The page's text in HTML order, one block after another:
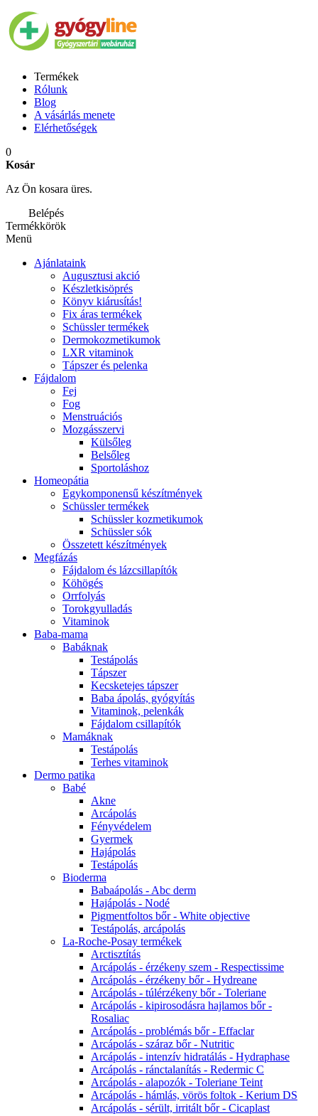
Termékek
Rólunk
Blog
A vásárlás menete
Elérhetőségek
0
Kosár
Az Ön kosara üres.
Belépés
Termékkörök
Menü
Ajánlataink
Augusztusi akció
Készletkisöprés
Könyv kiárusítás!
Fix áras termékek
Schüssler termékek
Dermokozmetikumok
LXR vitaminok
Tápszer és pelenka
Fájdalom
Fej
Fog
Menstruációs
Mozgásszervi
Külsőleg
Belsőleg
Sportoláshoz
Homeopátia
Egykomponensű készítmények
Schüssler termékek
Schüssler kozmetikumok
Schüssler sók
Összetett készítmények
Megfázás
Fájdalom és lázcsillapítók
Köhögés
Orrfolyás
Torokgyulladás
Vitaminok
Baba-mama
Babáknak
Testápolás
Tápszer
Kecsketejes tápszer
Baba ápolás, gyógyítás
Vitaminok, pelenkák
Fájdalom csillapítók
Mamáknak
Testápolás
Terhes vitaminok
Dermo patika
Babé
Akne
Arcápolás
Fényvédelem
Gyermek
Hajápolás
Testápolás
Bioderma
Babaápolás - Abc derm
Hajápolás - Nodé
Pigmentfoltos bőr - White objective
Testápolás, arcápolás
La-Roche-Posay termékek
Arctisztítás
Arcápolás - érzékeny szem - Respectissime
Arcápolás - érzékeny bőr - Hydreane
Arcápolás - túlérzékeny bőr - Toleriane
Arcápolás - kipirosodásra hajlamos bőr -
Rosaliac
Arcápolás - problémás bőr - Effaclar
Arcápolás - száraz bőr - Nutritic
Arcápolás - intenzív hidratálás - Hydraphase
Arcápolás - ránctalanítás - Redermic C
Arcápolás - alapozók - Toleriane Teint
Arcápolás - hámlás, vörös foltok - Kerium DS
Arcápolás - sérült, irritált bőr - Cicaplast